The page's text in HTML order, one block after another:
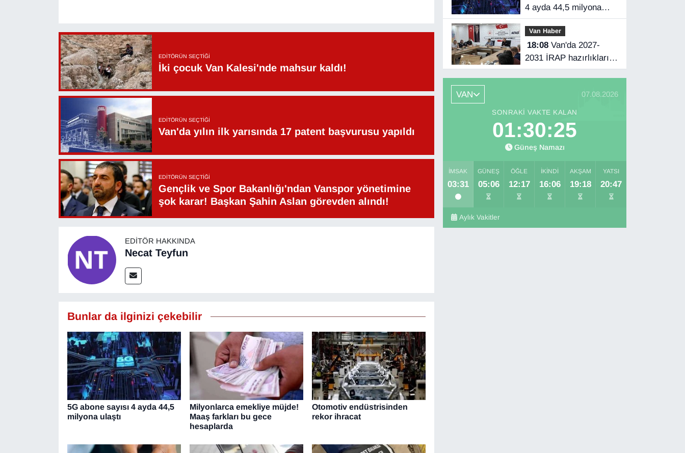
EDITÖRÜN SEÇTIĞI
İki çocuk Van Kalesi'nde mahsur kaldı!
EDITÖRÜN SEÇTIĞI
Van'da yılın ilk yarısında 17 patent başvurusu yapıldı
EDITÖRÜN SEÇTIĞI
Gençlik ve Spor Bakanlığı'ndan Vanspor yönetimine
şok karar! Başkan Şahin Aslan görevden alındı!
EDITÖR HAKKINDA
Necat Teyfun
Bunlar da ilginizi çekebilir
5G abone sayısı 4 ayda 44,5
milyona ulaştı
Milyonlarca emekliye müjde!
Maaş farkları bu gece
hesaplarda
Otomotiv endüstrisinden
rekor ihracat
4 ayda 44,5 milyona
ulaştı
Van Haber
18:08Van'da 2027-
2031 İRAP hazırlıkları
başladı
VAN 07.08.2026
SONRAKI VAKTE KALAN
01:30:24
Güneş Namazı
İMSAK
03:31
GÜNEŞ
05:06
ÖĞLE
12:17
İKINDI
16:06
AKŞAM
19:18
YATSI
20:47
Aylık Vakitler
VAN'DA SPOR